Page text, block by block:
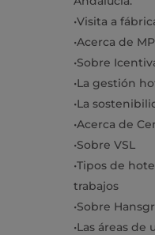
•Visita a
•Acerca de MP
•Sobre
•La gestión
•La
•Acerca de
•Sobre VSL
•Tipos de
trabajos
•Sobre
•Las áreas de